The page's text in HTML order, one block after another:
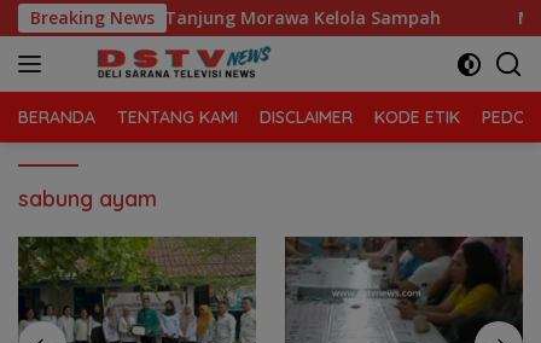
Langsung
ke
konten
Breaking News
Kecamatan Tanjung Morawa Kelola Sampah
BERANDA TENTANG KAMI DISCLAIMER KODE ETIK
sabung ayam